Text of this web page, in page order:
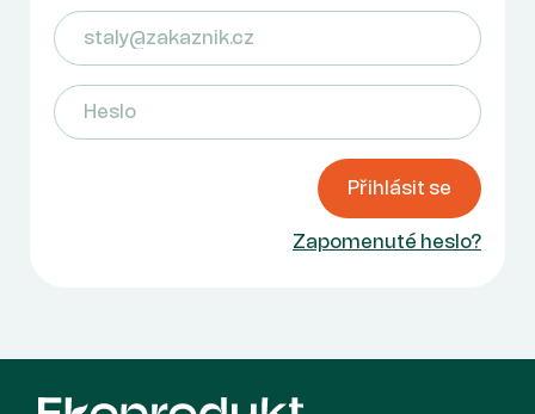
Přihlásit se
Zapomenuté heslo?